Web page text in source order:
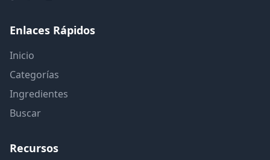
Enlaces Rápidos
Inicio
Categorías
Ingredientes
Buscar
Recursos